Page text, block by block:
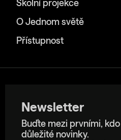
Školní projekce
O Jednom světě
Přístupnost
Newsletter
Buďte mezi prvními,
důležité novinky.